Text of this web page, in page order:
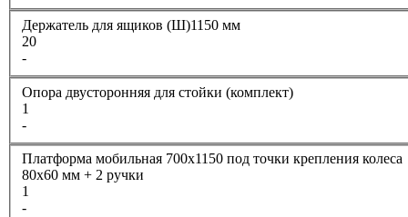
Держатель для ящиков (Ш)1150 мм
20
-
Опора двусторонняя для стойки (комплект)
1
-
Платформа мобильная 700х1150 под точки крепления колеса
80х60 мм + 2 ручки
1
-